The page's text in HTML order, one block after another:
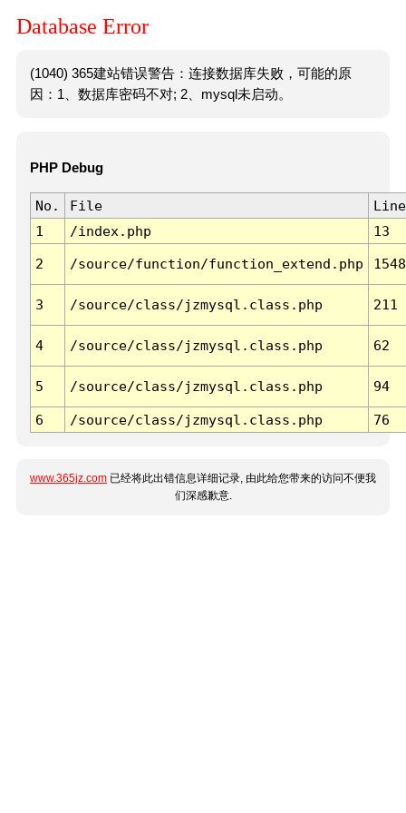
Database Error
(1040) 365建站错误警告：连接数据库失败，可能的原
因：1、数据库密码不对; 2、mysql未启动。
PHP Debug
No. File
Line
1
/index.php 13
2 /source/function/function_extend.php 1548
3 /source/class/jzmysql.class.php 211
4 /source/class/jzmysql.class.php 62
5 /source/class/jzmysql.class.php 94
6 /source/class/jzmysql.class.php 76
www.365jz.com 已经将此出错信息详细记录, 由此给您带来的访问不便我
们深感歉意.